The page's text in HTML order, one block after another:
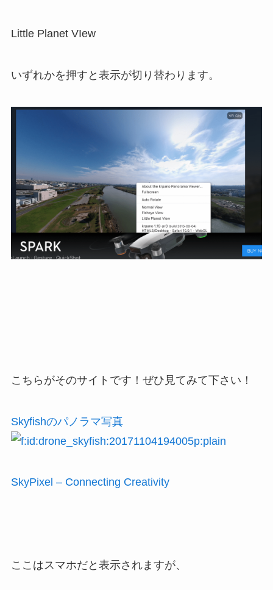
Little Planet VIew
いずれかを押すと表示が切り替わります。
こちらがそのサイトです！ぜひ見てみて下さい！
Skyfishのパノラマ写真
SkyPixel – Connecting Creativity
ここはスマホだと表示されますが、